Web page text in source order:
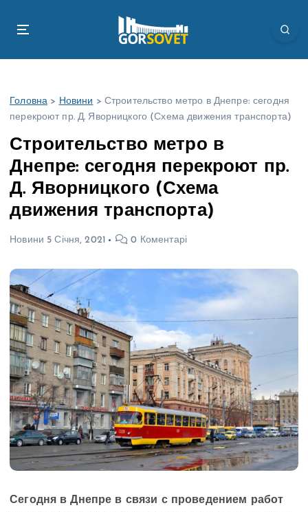
Головна > Новини > Строительство метро в Днепре: сегодня
перекроют пр. Д. Яворницкого (Схема движения транспорта)
Строительство метро в
Днепре: сегодня перекроют пр.
Д. Яворницкого (Схема
движения транспорта)
Новини 5 Січня, 2021 0 Коментарі
Сегодня в Днепре в связи с проведением работ